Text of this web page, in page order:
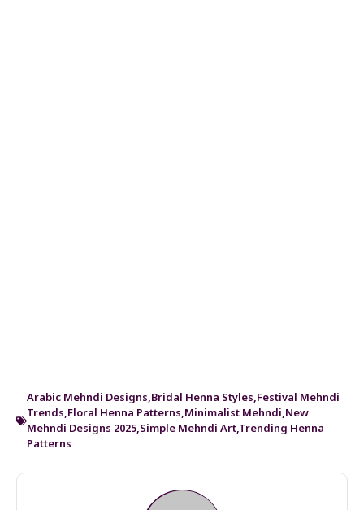
Arabic Mehndi Designs,Bridal Henna Styles,Festival Mehndi
Trends,Floral Henna Patterns,Minimalist Mehndi,New
Mehndi Designs 2025,Simple Mehndi Art,Trending Henna
Patterns